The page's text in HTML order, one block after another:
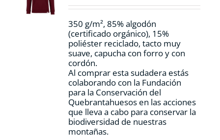
en
página
de
producto
350 g/m², 85% algodón
(certificado orgánico), 15%
poliéster reciclado, tacto muy
suave, capucha con forro y con
cordón.
Al comprar esta sudadera estás
colaborando con la Fundación
para la Conservación del
Quebrantahuesos en las acciones
que lleva a cabo para conservar la
biodiversidad de nuestras
montañas.